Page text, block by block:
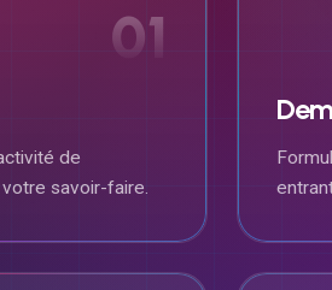
01
de
savoir-faire.